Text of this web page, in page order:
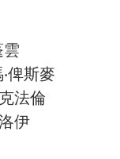
雲
俾斯麥
法倫
伊